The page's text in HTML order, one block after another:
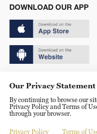
DOWNLOAD OUR APP
京ICP备20000184号
京公网安备
Disinformation report hotline:
Our Privacy
By continuing to browse our
Privacy Policy and Terms of
through your browser.
Privacy Policy Terms of